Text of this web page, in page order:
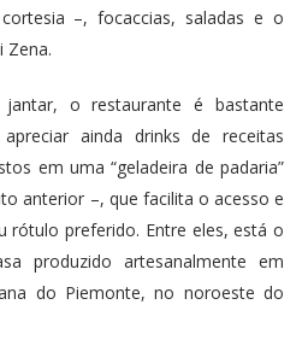
–, focaccias, saladas e o
Zena.
o restaurante é bastante
ainda drinks de receitas
em uma “geladeira de padaria”
anterior –, que facilita o acesso e
rótulo preferido. Entre eles, está o
produzido artesanalmente em
do Piemonte, no noroeste do